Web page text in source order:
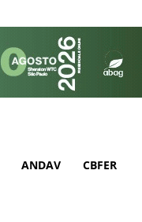
ANDAV CBFER